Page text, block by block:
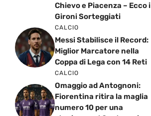
Chievo e Piacenza – Ecco i
Gironi Sorteggiati
CALCIO
Messi Stabilisce il Record:
Miglior Marcatore nella
Coppa di Lega con 14 Reti
CALCIO
Omaggio ad Antognoni:
Fiorentina ritira la maglia
numero 10 per una